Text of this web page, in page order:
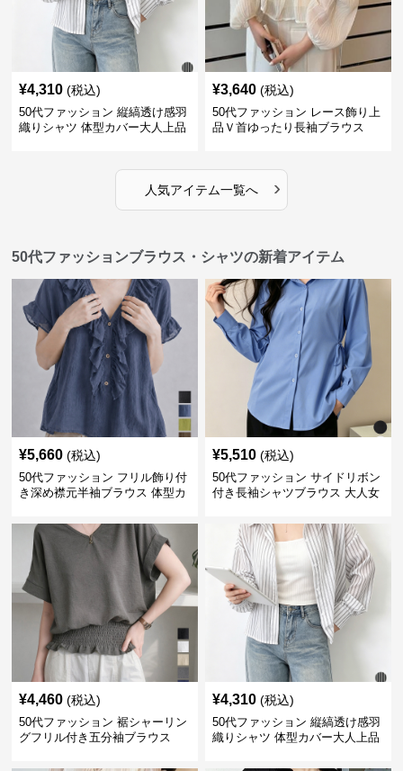
¥4,310 (税込)
50代ファッション 縦縞透け感羽
織りシャツ 体型カバー大人上品
¥3,640 (税込)
50代ファッション レース飾り上
品Ｖ首ゆったり長袖ブラウス
人気アイテム一覧へ ›
50代ファッションブラウス・シャツの新着アイテム
¥5,660 (税込)
50代ファッション フリル飾り付
き深め襟元半袖ブラウス 体型カ
¥5,510 (税込)
50代ファッション サイドリボン
付き長袖シャツブラウス 大人女
¥4,460 (税込)
50代ファッション 裾シャーリン
グフリル付き五分袖ブラウス
¥4,310 (税込)
50代ファッション 縦縞透け感羽
織りシャツ 体型カバー大人上品